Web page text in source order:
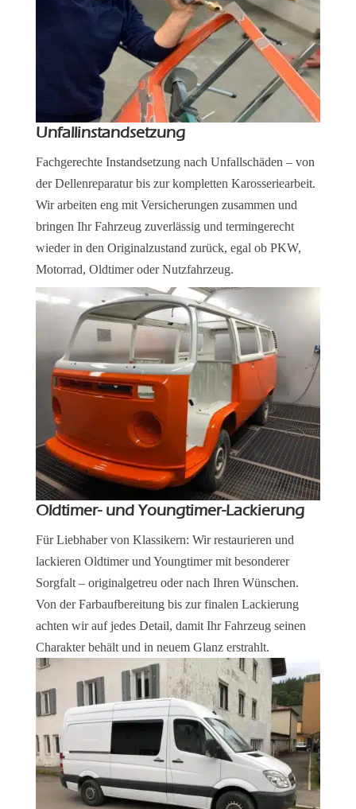
Unfallinstandsetzung
Fachgerechte Instandsetzung nach Unfallschäden – von
der Dellenreparatur bis zur kompletten Karosseriearbeit.
Wir arbeiten eng mit Versicherungen zusammen und
bringen Ihr Fahrzeug zuverlässig und termingerecht
wieder in den Originalzustand zurück, egal ob PKW,
Motorrad, Oldtimer oder Nutzfahrzeug.
Oldtimer- und Youngtimer-Lackierung
Für Liebhaber von Klassikern: Wir restaurieren und
lackieren Oldtimer und Youngtimer mit besonderer
Sorgfalt – originalgetreu oder nach Ihren Wünschen.
Von der Farbaufbereitung bis zur finalen Lackierung
achten wir auf jedes Detail, damit Ihr Fahrzeug seinen
Charakter behält und in neuem Glanz erstrahlt.